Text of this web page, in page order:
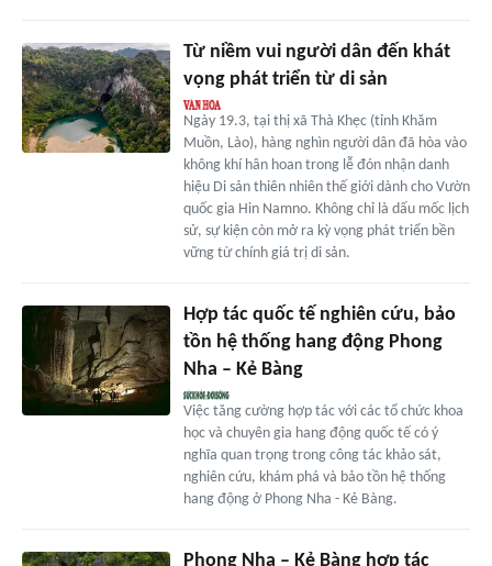
Từ niềm vui người dân đến khát
vọng phát triển từ di sản
Ngày 19.3, tại thị xã Thà Khẹc (tỉnh Khăm
Muồn, Lào), hàng nghìn người dân đã hòa vào
không khí hân hoan trong lễ đón nhận danh
hiệu Di sản thiên nhiên thế giới dành cho Vườn
quốc gia Hin Namno. Không chỉ là dấu mốc lịch
sử, sự kiện còn mở ra kỳ vọng phát triển bền
vững từ chính giá trị di sản.
Hợp tác quốc tế nghiên cứu, bảo
tồn hệ thống hang động Phong
Nha – Kẻ Bàng
Việc tăng cường hợp tác với các tổ chức khoa
học và chuyên gia hang động quốc tế có ý
nghĩa quan trọng trong công tác khảo sát,
nghiên cứu, khám phá và bảo tồn hệ thống
hang động ở Phong Nha - Kẻ Bàng.
Phong Nha – Kẻ Bàng hợp tác